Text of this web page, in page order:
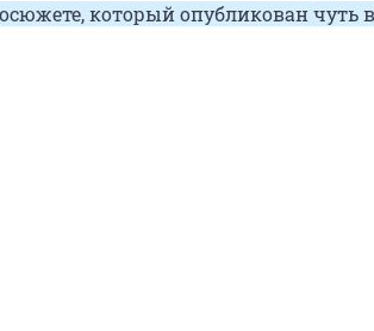
который опубликован чуть